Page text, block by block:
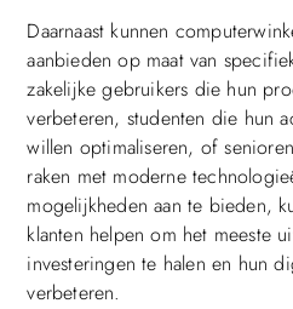
Daarnaast kunnen
aanbieden op maat van
zakelijke gebruikers die hun
verbeteren, studenten die hun
willen optimaliseren, of
raken met moderne
mogelijkheden aan te bieden,
klanten helpen om het meeste
investeringen te halen en hun
verbeteren.